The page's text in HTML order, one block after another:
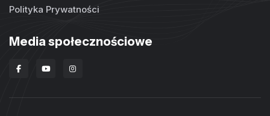
Polityka Prywatności
Media społecznościowe